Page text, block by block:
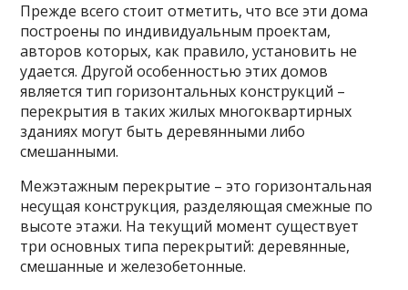
Прежде всего стоит отметить, что все эти дома
построены по индивидуальным проектам,
авторов которых, как правило, установить не
удается. Другой особенностью этих домов
является тип горизонтальных конструкций –
перекрытия в таких жилых многоквартирных
зданиях могут быть деревянными либо
смешанными.
Межэтажным перекрытие – это горизонтальная
несущая конструкция, разделяющая смежные по
высоте этажи. На текущий момент существует
три основных типа перекрытий: деревянные,
смешанные и железобетонные.